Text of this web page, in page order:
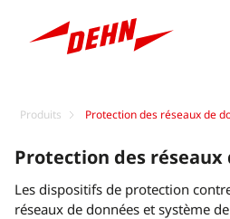
Produits Protection des réseaux de
Protection des réseaux
Les dispositifs de protection
réseaux de données et système